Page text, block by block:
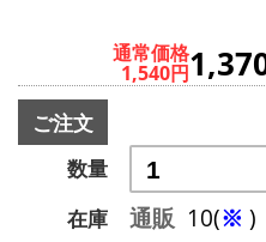
通常価格
1,540円
ご注文
数量
在庫
通販 10(※ )